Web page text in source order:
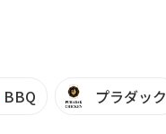
BBQ プラダック